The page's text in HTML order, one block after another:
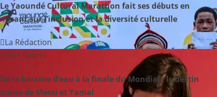
t
i
o
d
Le Yaoundé Cultural Marathon fait ses débuts en
misant sur l’inclusion et la diversité culturelle
La Rédaction
Sport Sports
De la bassine d’eau à la finale du Mondial : le destin
croisé de Messi et Yamal